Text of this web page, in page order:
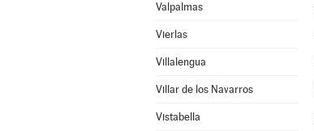
Valpalmas
Vierlas
Villalengua
Villar de los Navarros
Vistabella